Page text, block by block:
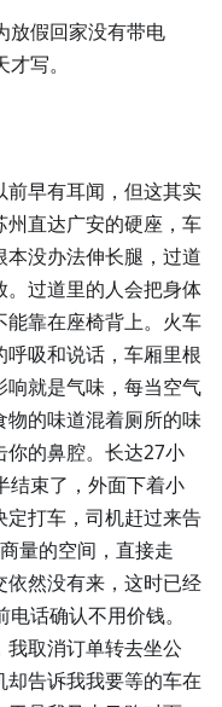
放假回家没有带电
写。
早有耳闻，但这其实
直达广安的硬座，车
没办法伸长腿，过道
过道里的人会把身体
靠在座椅背上。火车
吸和说话，车厢里根
就是气味，每当空气
的味道混着厕所的味
你的鼻腔。长达27小
结束了，外面下着小
打车，司机赶过来告
量的空间，直接走
依然没有来，这时已经
话确认不用价钱。
取消订单转去坐公
告诉我我要等的车在